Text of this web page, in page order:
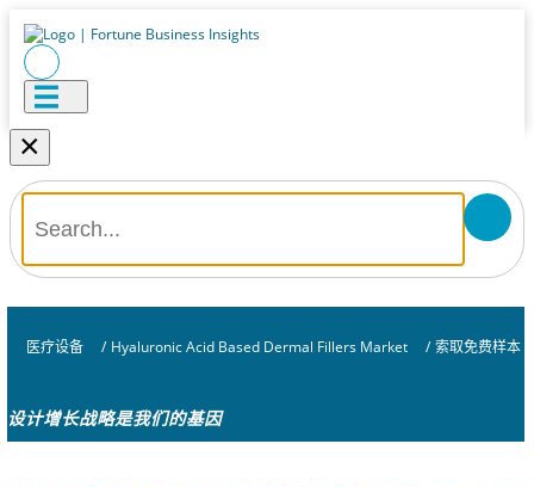
×
医疗设备 / Hyaluronic Acid Based Dermal Fillers Market / 索取免费样本
设计增长战略是我们的基因